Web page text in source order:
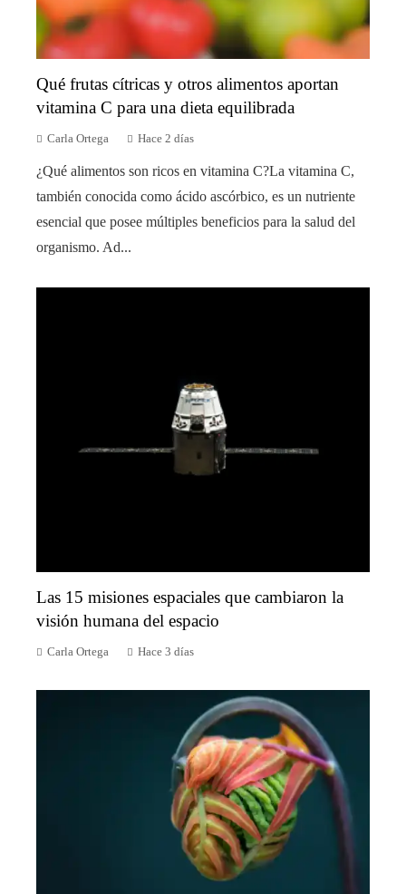
Qué frutas cítricas y otros alimentos aportan
vitamina C para una dieta equilibrada
Carla Ortega Hace 2 días
¿Qué alimentos son ricos en vitamina C?La vitamina C,
también conocida como ácido ascórbico, es un nutriente
esencial que posee múltiples beneficios para la salud del
organismo. Ad...
Las 15 misiones espaciales que cambiaron la
visión humana del espacio
Carla Ortega Hace 3 días